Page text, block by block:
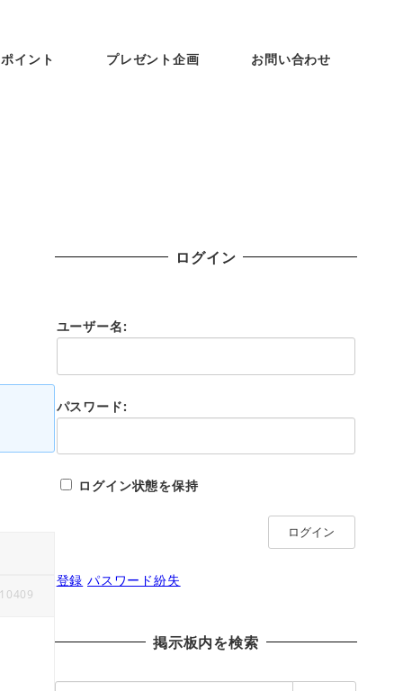
イント プレゼント企画 お問い合わせ
ログイン
ユーザー名:
パスワード:
ログイン状態を保持
ログイン
登録 パスワード紛失
掲示板内を検索